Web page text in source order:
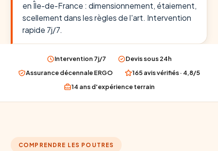
en Île-de-France : dimensionnement, étaiement,
scellement dans les règles de l'art. Intervention
rapide 7j/7.
Intervention 7j/7
Devis sous 24h
Assurance décennale ERGO
165 avis vérifiés · 4,8/5
14 ans d'expérience terrain
COMPRENDRE LES POUTRES